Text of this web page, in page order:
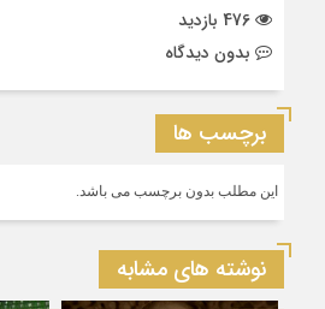
بدون دیدگاه
برچسب ها
این مطلب بدون برچسب می باشد.
نوشته های مشابه